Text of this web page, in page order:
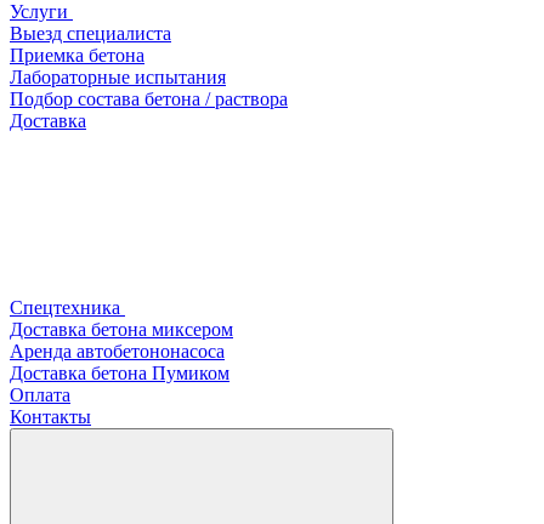
Услуги
Выезд специалиста
Приемка бетона
Лабораторные испытания
Подбор состава бетона / раствора
Доставка
Спецтехника
Доставка бетона миксером
Аренда автобетононасоса
Доставка бетона Пумиком
Оплата
Контакты